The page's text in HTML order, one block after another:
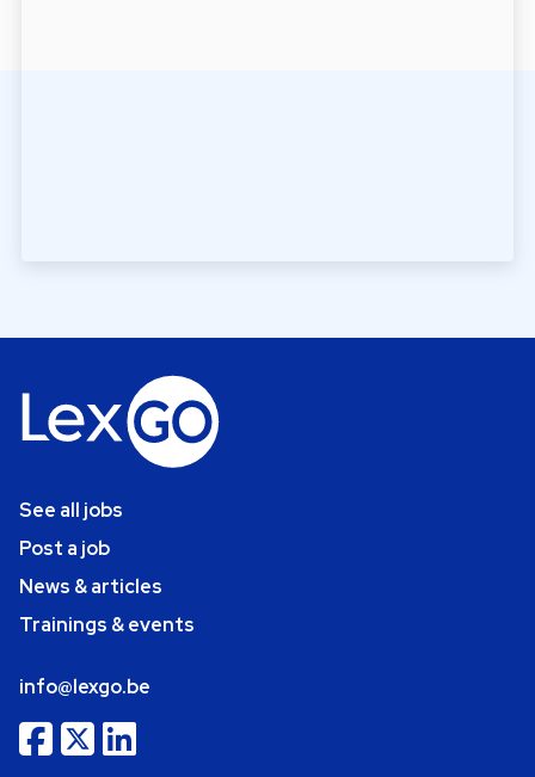
See all jobs
Post a job
News & articles
Trainings & events
info@lexgo.be